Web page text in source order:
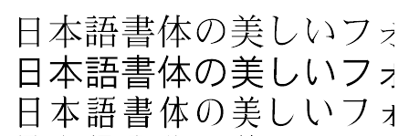
〜
リセット 検索